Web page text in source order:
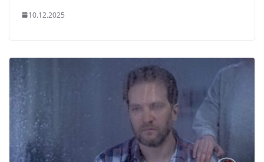
10.12.2025